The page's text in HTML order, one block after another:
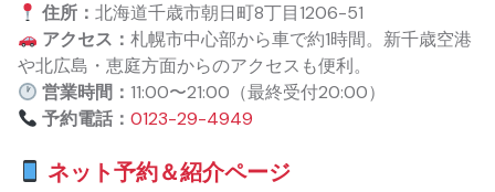
住所：北海道千歳市朝日町8丁目1206-51
アクセス：札幌市中心部から車で約1時間。新千歳空港
や北広島・恵庭方面からのアクセスも便利。
営業時間：11:00〜21:00（最終受付20:00）
予約電話：0123-29-4949
ネット予約＆紹介ページ